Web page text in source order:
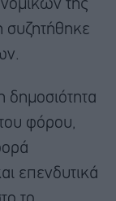
της
συζητήθηκε
δημοσιότητα
φόρου,
επενδυτικά